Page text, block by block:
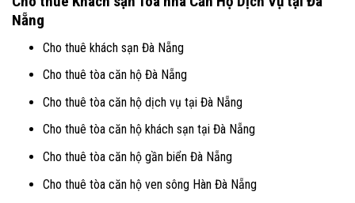
Nẵng
Cho thuê khách sạn Đà Nẵng
Cho thuê tòa căn hộ Đà Nẵng
Cho thuê tòa căn hộ dịch vụ tại Đà Nẵng
Cho thuê tòa căn hộ khách sạn tại Đà Nẵng
Cho thuê tòa căn hộ gần biển Đà Nẵng
Cho thuê tòa căn hộ ven sông Hàn Đà Nẵng